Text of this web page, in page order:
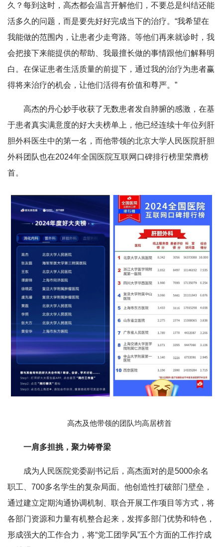
久？每到这时，高杰都会温言开解他们，不要总是纠结还能
活多久的问题，而是要先好好完成当下的治疗。“我希望在
我能做的范围内，让患者少走弯路。等他们再来就诊时，我
会把接下来能提供的帮助、我最擅长做的事情跟他们解释明
白。在保证患者生活质量的前提下，通过我的治疗为患者赢
得将来治疗的机会，让他们活得有价值和尊严。”
高杰的丹心妙手收获了无数患者发自肺腑的感激，在基
于患者真实满意度的好大夫榜单上，他已经连续十年位列肝
胆外科医生中的第一名，而他带领的北京大学人民医院肝胆
外科团队也在2024年全国医院互联网口碑排行榜里荣膺榜
首。
高杰及他带领的团队均高居榜首
一肩多担挑，聚力铸脊梁
成为人民医院党委副书记后，高杰面对的是5000余名
职工、700多名学生的复杂局面。他创造性打破部门壁垒，
通过建立定期沟通协调机制、联合开展工作项目等方式，将
各部门资源和力量有机整合起来，发挥多部门优势和特色，
形成强大的工作合力，将“党工团学风”五个方面的工作拧成